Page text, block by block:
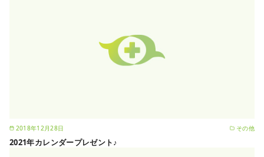
2018年12月28日 その他
2021年カレンダープレゼント♪